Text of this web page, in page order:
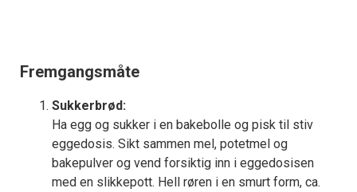
Fremgangsmåte
Sukkerbrød:
Ha egg og sukker i en bakebolle og pisk til stiv
eggedosis. Sikt sammen mel, potetmel og
bakepulver og vend forsiktig inn i eggedosisen
med en slikkepott. Hell røren i en smurt form, ca.